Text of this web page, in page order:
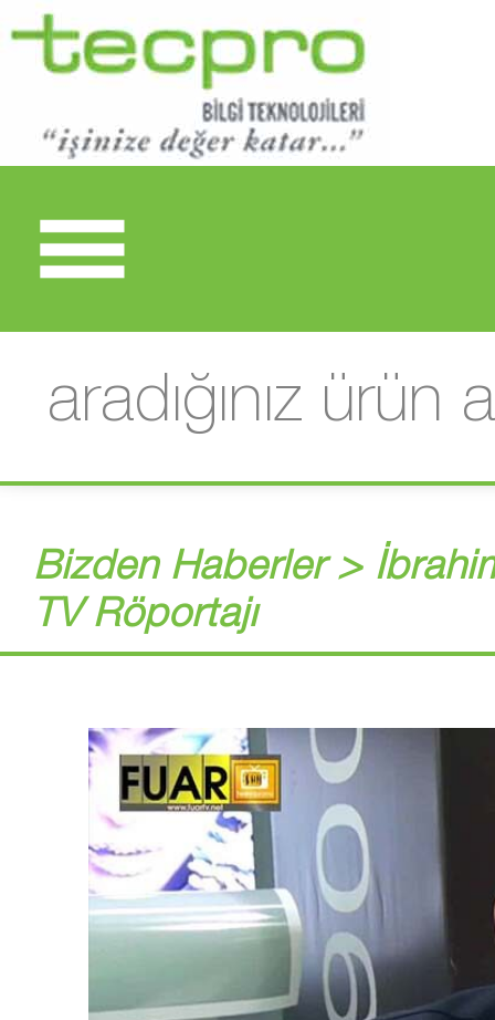
Bizden Haberler >
TV Röportajı